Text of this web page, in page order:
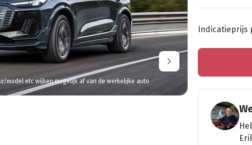
model etc wijken mogelijk af van de werkelijke auto
Indicatieprijs